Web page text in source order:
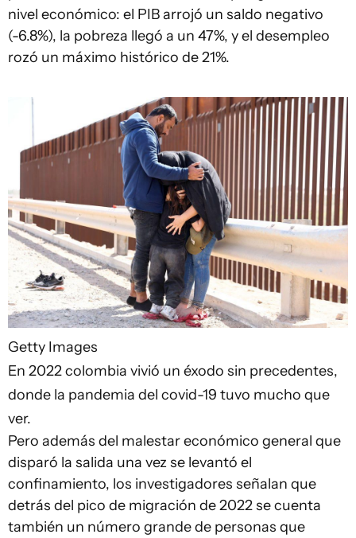
nivel económico: el PIB arrojó un saldo negativo
(-6.8%), la pobreza llegó a un 47%, y el desempleo
rozó un máximo histórico de 21%.
Getty Images
En 2022 colombia vivió un éxodo sin precedentes,
donde la pandemia del covid-19 tuvo mucho que
ver.
Pero además del malestar económico general que
disparó la salida una vez se levantó el
confinamiento, los investigadores señalan que
detrás del pico de migración de 2022 se cuenta
también un número grande de personas que